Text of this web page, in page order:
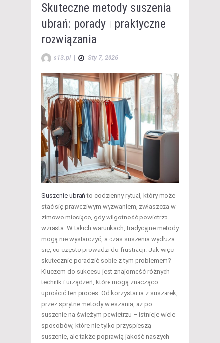
Skuteczne metody suszenia
ubrań: porady i praktyczne
rozwiązania
s13.pl | Sty 7, 2026
Suszenie ubrań to codzienny rytuał, który może
stać się prawdziwym wyzwaniem, zwłaszcza w
zimowe miesiące, gdy wilgotność powietrza
wzrasta. W takich warunkach, tradycyjne metody
mogą nie wystarczyć, a czas suszenia wydłuża
się, co często prowadzi do frustracji. Jak więc
skutecznie poradzić sobie z tym problemem?
Kluczem do sukcesu jest znajomość różnych
technik i urządzeń, które mogą znacząco
uprościć ten proces. Od korzystania z suszarek,
przez sprytne metody wieszania, aż po
suszenie na świeżym powietrzu – istnieje wiele
sposobów, które nie tylko przyspieszą
suszenie, ale także poprawią jakość naszych